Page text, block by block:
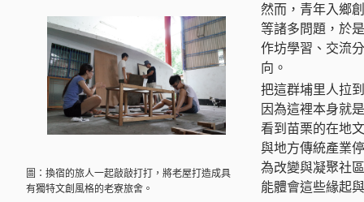
然而，青年入鄉
等諸多問題，於
作坊學習、交流
向。
把這群埔里人拉
因為這裡本身就
看到苗栗的在地
與地方傳統產業
為改變與凝聚社
能體會這些緣起
圖：換宿的旅人一起敲敲打打，將老屋打造成具
有獨特文創風格的老寮旅舍。